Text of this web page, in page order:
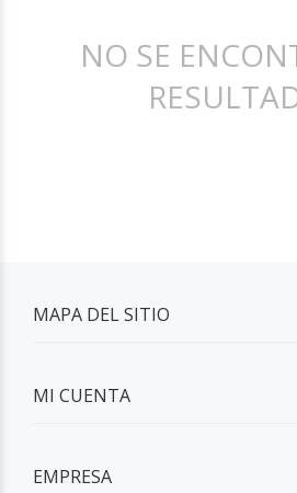
NO SE
MAPA DEL SITIO
MI CUENTA
EMPRESA